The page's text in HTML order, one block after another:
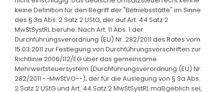
keine Definition für den Begriff der "Betriebsstätte" im Sinne
des § 3a Abs. 2 Satz 2 UStG, der auf Art. 44 Satz 2
MwStSystRL beruhe. Nach Art. 11 Abs. 1 der
Durchführungsverordnung (EU) Nr. 282/2011 des Rates vom
15.03.2011 zur Festlegung von Durchführungsvorschriften zur
Richtlinie 2006/112/EG über das gemeinsame
Mehrwertsteuersystem (Durchführungsverordnung (EU) Nr.
282/2011 --MwStVO--), der für die Auslegung von § 3a Abs.
2 Satz 2 UStG und Art. 44 Satz 2 MwStSystRL maßgeblich sei,